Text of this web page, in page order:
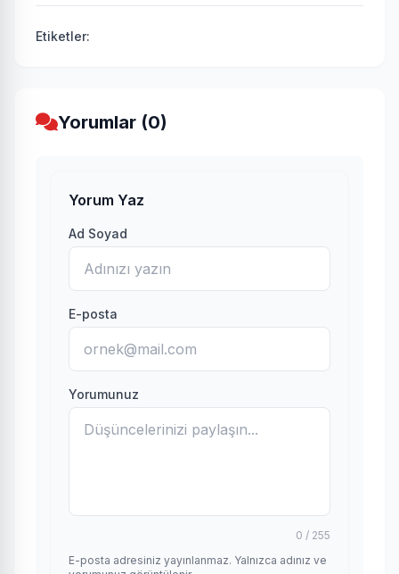
Etiketler:
Yorumlar (0)
Yorum Yaz
Ad Soyad
E-posta
Yorumunuz
0 / 255
E-posta adresiniz yayınlanmaz. Yalnızca adınız ve